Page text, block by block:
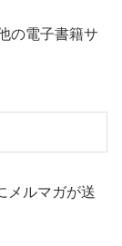
の電子書籍サ
メルマガが送